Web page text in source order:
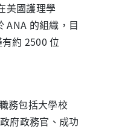
美國護理學
ANA 的組織，目
約 2500 位
務包括大學校
府政務官、成功